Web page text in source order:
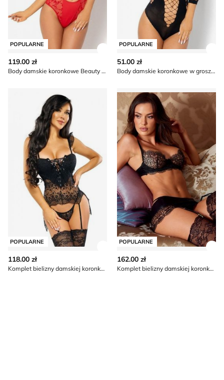
POPULARNE
119.00 zł
Body damskie koronkowe Beauty Night
POPULARNE
51.00 zł
Body damskie koronkowe w groszki Beauty Night
Komplet bielizny damskiej koronkowy Beauty Night
POPULARNE
118.00 zł
Komplet bielizny damskiej koronkowy Beauty Night
Komplet bielizny damskiej
POPULARNE
162.00 zł
Komplet bielizny damskiej koronkowy Beauty Night